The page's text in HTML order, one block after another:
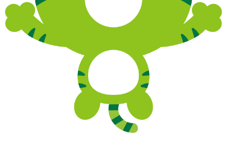
新旭電子工業株式会社
特定非営利活動法人ウェルメント
滋賀突撃インタビュー「ウェルメント」
株式会社鹿深サービス
富士電波工業株式会社